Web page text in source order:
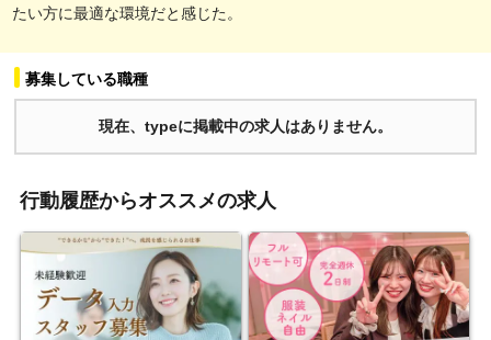
たい方に最適な環境だと感じた。
募集している職種
現在、typeに掲載中の求人はありません。
行動履歴からオススメの求人